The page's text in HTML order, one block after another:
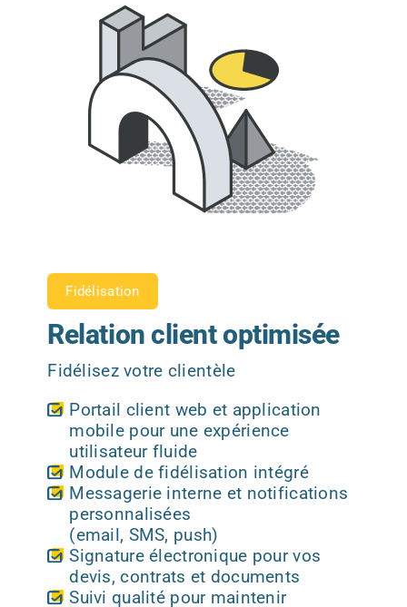
Fidélisation
Relation client optimisée
Fidélisez votre clientèle
Portail client web et application
mobile pour une expérience
utilisateur fluide
Module de fidélisation intégré
Messagerie interne et notifications
personnalisées
(email, SMS, push)
Signature électronique pour vos
devis, contrats et documents
Suivi qualité pour maintenir